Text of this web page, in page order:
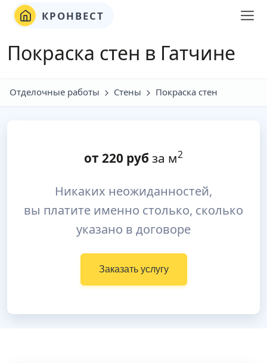
КРОНВЕСТ
Покраска стен в Гатчине
Отделочные работы Стены Покраска стен
от 220 руб за м2
Никаких неожиданностей,
вы платите именно столько, сколько
указано в договоре
Заказать услугу